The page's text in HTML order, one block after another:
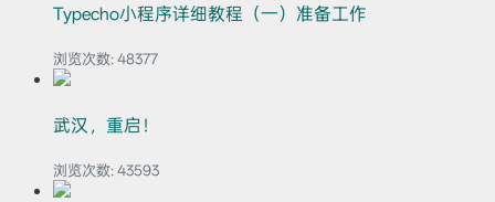
Typecho小程序详细教程（一）准备工作
浏览次数: 48377
武汉，重启！
浏览次数: 43593